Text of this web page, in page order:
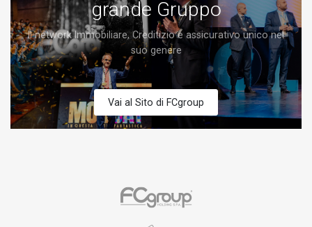
grande Gruppo
Il network Immobiliare, Creditizio e assicurativo unico nel
suo genere
Vai al Sito di FCgroup